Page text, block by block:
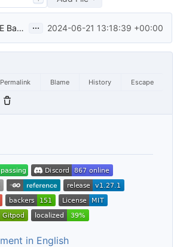
README Badge maintenance ( #31441)
... 2024-06-21 13:18:39 +00:00
Permalink Blame History Escape
in English